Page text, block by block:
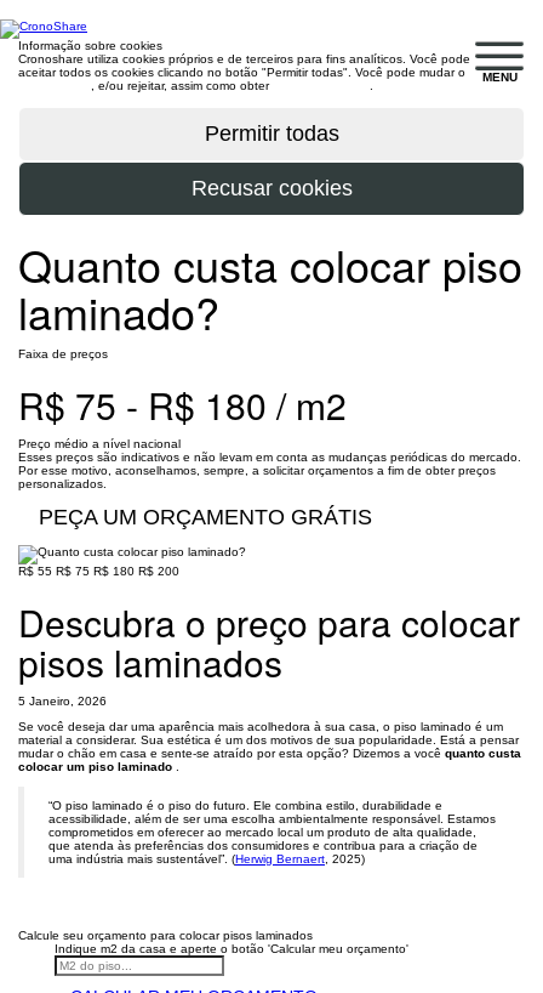
MENU
Informação sobre cookies
Cronoshare utiliza cookies próprios e de terceiros para fins analíticos. Você pode
aceitar todos os cookies clicando no botão "Permitir todas". Você pode mudar o
, e/ou rejeitar, assim como obter
Quanto custa colocar piso
laminado?
Faixa de preços
R$ 75 - R$ 180 / m2
Preço médio a nível nacional
Esses preços são indicativos e não levam em conta as mudanças periódicas do mercado.
Por esse motivo, aconselhamos, sempre, a solicitar orçamentos a fim de obter preços
personalizados.
PEÇA UM ORÇAMENTO GRÁTIS
R$ 55 R$ 75 R$ 180 R$ 200
Descubra o preço para colocar
pisos laminados
5 Janeiro, 2026
Se você deseja dar uma aparência mais acolhedora à sua casa, o piso laminado é um
material a considerar. Sua estética é um dos motivos de sua popularidade. Está a pensar
mudar o chão em casa e sente-se atraído por esta opção? Dizemos a você quanto custa
colocar um piso laminado
“O piso laminado é o piso do futuro. Ele combina estilo, durabilidade e
acessibilidade, além de ser uma escolha ambientalmente responsável. Estamos
comprometidos em oferecer ao mercado local um produto de alta qualidade,
que atenda às preferências dos consumidores e contribua para a criação de
uma indústria mais sustentável”. (Herwig Bernaert , 2025)
Calcule seu orçamento para colocar pisos laminados
Indique m2 da casa e aperte o botão 'Calcular meu orçamento'